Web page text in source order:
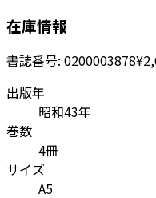
在庫情報
書誌番号: 0200003878
出版年
昭和43年
巻数
4冊
サイズ
A5